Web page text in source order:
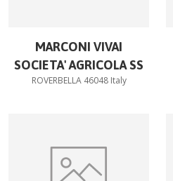
MARCONI VIVAI
SOCIETA' AGRICOLA SS
ROVERBELLA 46048 Italy